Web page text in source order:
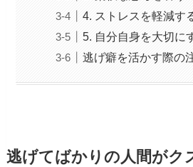
4. ストレスを軽減す
5. 自分自身を大切に
逃げ癖を活かす際の
逃げてばかりの人間がク